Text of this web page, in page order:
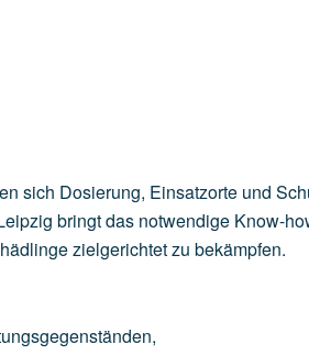
sich Dosierung, Einsatzorte und
bringt das notwendige Know-
zielgerichtet zu bekämpfen.